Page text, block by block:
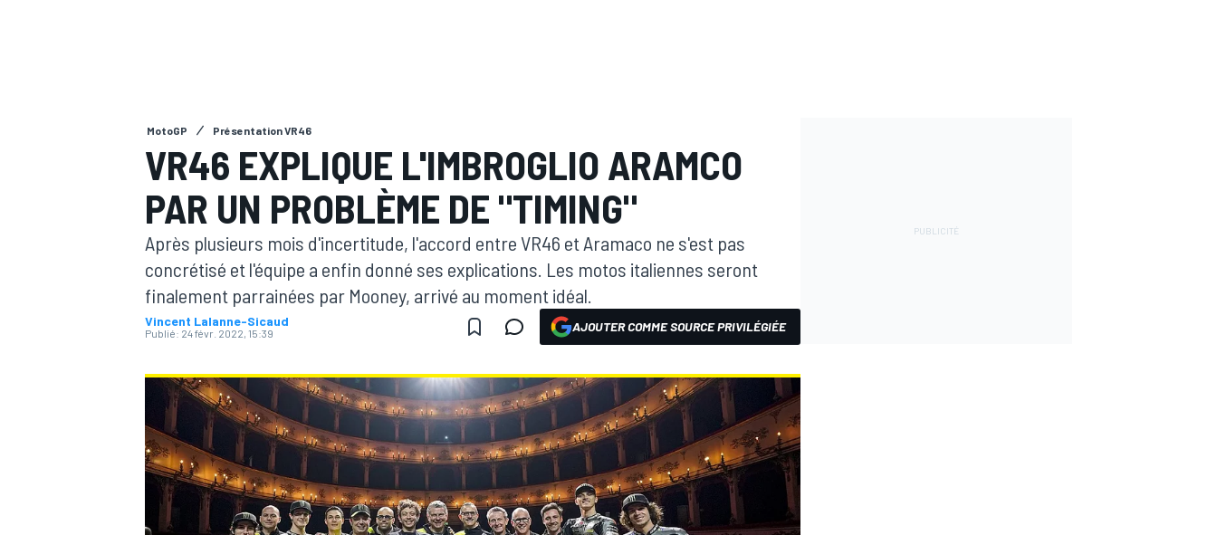
MOTOGP
WRC
MotoGP Présentation VR46
VR46 EXPLIQUE L'IMBROGLIO ARAMCO
PAR UN PROBLÈME DE "TIMING"
Après plusieurs mois d'incertitude, l'accord entre VR46 et Aramaco ne s'est pas
concrétisé et l'équipe a enfin donné ses explications. Les motos italiennes seront
finalement parrainées par Mooney, arrivé au moment idéal.
Vincent Lalanne-Sicaud
Publié: 24 févr. 2022, 15:39 AJOUTER COMME SOURCE PRIVILÉGIÉE